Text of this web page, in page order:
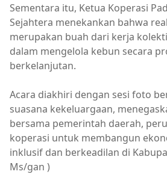
Sementara itu, Ketua Koperasi
Sejahtera menekankan bahwa
merupakan buah dari kerja
dalam mengelola kebun secara
berkelanjutan.
Acara diakhiri dengan sesi foto
suasana kekeluargaan,
bersama pemerintah daerah,
koperasi untuk membangun
inklusif dan berkeadilan di
Ms/gan )